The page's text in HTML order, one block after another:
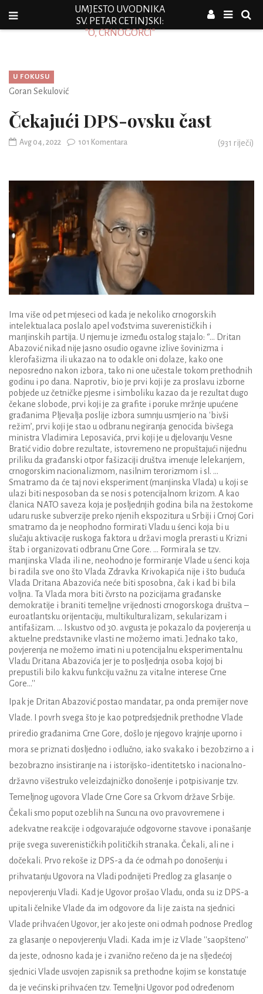
UMJESTO UVODNIKA
SV. PETAR CETINJSKI:
"O, CRNOGORCI"
U FOKUSU
Goran Sekulović
Čekajući DPS-ovsku čast
Avg 04, 2022 101 Komentara (931 riječi)
Ima više od pet mjeseci od kada je nekoliko crnogorskih
intelektualaca poslalo apel vođstvima suverenističkih i
manjinskih partija. U njemu je između ostalog stajalo: ‘’... Dritan
Abazovićnikad nije jasno osudio ogavne izlive šovinizma i
klerofašizma ili ukazao na to odakle oni dolaze, kako one
neposredno nakon izbora, tako ni one učestale tokom prethodnih
godinu i po dana. Naprotiv, bio je prvi koji je za proslavu izborne
pobjede uzčetničke pjesme i simboliku kazao da je rezultat dugo
čekane slobode, prvi koji je za grafite i poruke mržnje upućene
građanima Pljevalja poslije izbora sumnju usmjerio na 'bivši
režim’, prvi koji je stao u odbranu negiranja genocida bivšega
ministra Vladimira Leposavića, prvi koji je u djelovanju Vesne
Bratićvidio dobre rezultate, istovremeno ne propuštajući nijednu
priliku da građanski otpor fašizaciji društva imenuje lelekanjem,
crnogorskim nacionalizmom, nasilnim terorizmom i sl . ...
Smatramo da će taj novi eksperiment (manjinska Vlada) u koji se
ulazi biti nesposoban da se nosi s potencijalnom krizom. A kao
č lanica NATO saveza koja je posljednjih godina bila na žestokome
udaru ruske subverzije preko njenih ekspozitura u Srbiji i Crnoj Gori
smatramo da je neophodno formirati Vladu uśenci koja bi u
slučaju aktivacije ruskoga faktora u državi mogla prerasti u Krizni
štab i organizovati odbranu Crne Gore. ... Formirala se tzv.
manjinska Vlada ili ne, neohodno je formiranje Vlade uśenci koja
bi radila sve ono što Vlada Zdravka Krivokapića nije i što buduća
Vlada Dritana Abazovića neće biti sposobna, čak i kad bi bila
voljna. Ta Vlada mora biti čvrsto na pozicijama građanske
demokratije i braniti temeljne vrijednosti crnogorskoga društva–
euroatlantsku orijentaciju, multikulturalizam, sekularizam i
antifašizam. ... Iskustvo od30. avgusta je pokazalo da povjerenja u
aktuelne predstavnike vlasti ne možemo imati.Jednako tako,
povjerenja ne možemo imati ni u potencijalnu eksperimentalnu
Vladu Dritana Abazovića jer je to posljednja osoba kojoj bi
prepustili bilo kakvu funkciju važnu za vitalne interese Crne
Gore...''
Ipak je Dritan Abazović postao mandatar, pa onda premijer nove
Vlade. I povrh svega što je kao potpredsjednik prethodne Vlade
priredio građanima Crne Gore, došlo je njegovo krajnje uporno i
mora se priznati dosljedno i odlučno, iako svakako i bezobzirno a i
bezobrazno insistiranje na i istorijsko-identitetsko i nacionalno-
državno višestruko veleizdajničko donošenje i potpisivanje tzv.
Temeljnog ugovora Vlade Crne Gore sa Crkvom države Srbije.
Čekali smo poput ozeblih na Suncu na ovo pravovremene i
adekvatne reakcije i odgovarajuće odgovorne stavove i ponašanje
prije svega suverenističkih političkih stranaka. Čekali, ali ne i
dočekali. Prvo rekoše iz DPS-a da će odmah po donošenju i
prihvatanju Ugovora na Vladi podnijeti Predlog za glasanje o
nepovjerenju Vladi. Kad je Ugovor prošao Vladu, onda su iz DPS-a
upitali čelnike Vlade da im odgovore da li je zaista na sjednici
Vlade prihvaćen Ugovor, jer ako jeste oni odmah podnose Predlog
za glasanje o nepovjerenju Vladi. Kada im je iz Vlade ''saopšteno''
da jeste, odnosno kada je i zvanično rečeno da je na sljedećoj
sjednici Vlade usvojen zapisnik sa prethodne kojim se konstatuje
da je većinski prihvaćen tzv. Temeljni Ugovor pod određenom